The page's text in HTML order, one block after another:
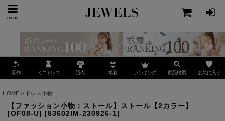
menu
新作 ミニドレス 浴衣 水着 ランキング 商品検索 お気に入り
HOME > ドレス小物
【ファッション小物：ストール】ストール【2カラー】
[OF08-U] [83602IM-230926-1]